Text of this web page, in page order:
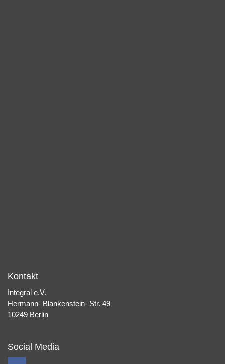
Kontakt
Integral e.V.
Hermann- Blankenstein- Str. 49
10249 Berlin
Social Media